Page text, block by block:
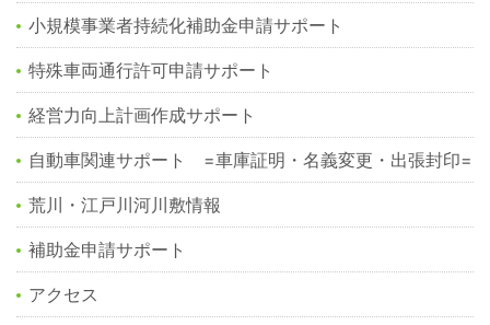
小規模事業者持続化補助金申請サポート
特殊車両通行許可申請サポート
経営力向上計画作成サポート
自動車関連サポート =車庫証明・名義変更・出張封印=
荒川・江戸川河川敷情報
補助金申請サポート
アクセス